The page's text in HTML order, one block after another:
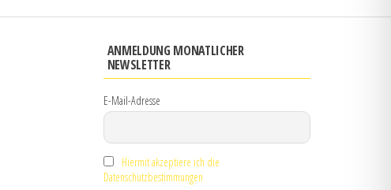
ANMELDUNG MONATLICHER
NEWSLETTER
E-Mail-Adresse
Hiermit akzeptiere ich die
Datenschutzbestimmungen